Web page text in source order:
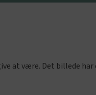
at være. Det billede